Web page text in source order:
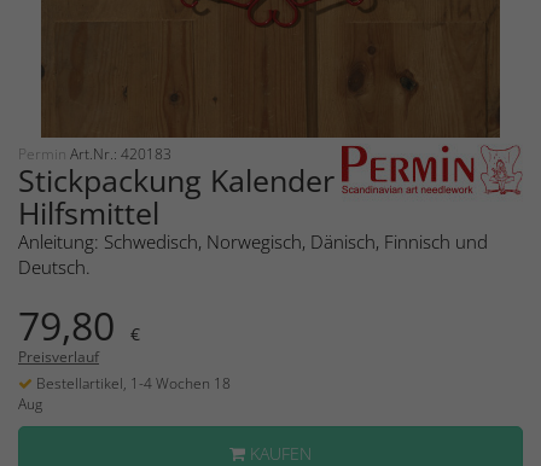
Permin Art.Nr.: 420183
Stickpackung Kalender
Hilfsmittel
Anleitung: Schwedisch, Norwegisch, Dänisch, Finnisch und
Deutsch.
79,80 €
Preisverlauf
Bestellartikel, 1-4 Wochen 18
Aug
KAUFEN